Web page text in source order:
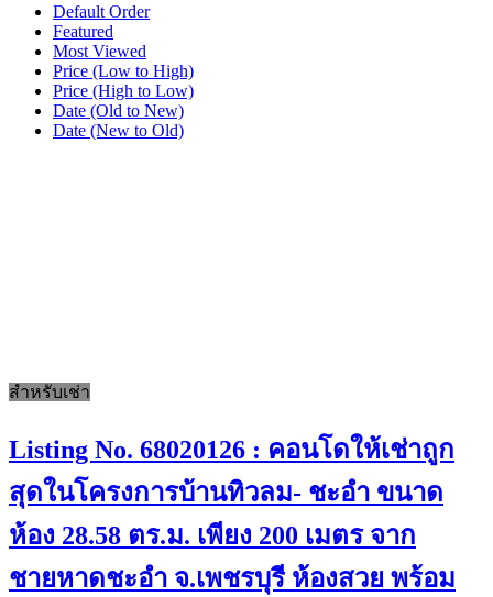
Default Order
Featured
Most Viewed
Price (Low to High)
Price (High to Low)
Date (Old to New)
Date (New to Old)
สำหรับเช่า
Listing No. 68020126 : คอนโดให้เช่าถูก
สุดในโครงการบ้านทิวลม- ชะอำ ขนาด
ห้อง 28.58 ตร.ม. เพียง 200 เมตร จาก
ชายหาดชะอำ จ.เพชรบุรี ห้องสวย พร้อม